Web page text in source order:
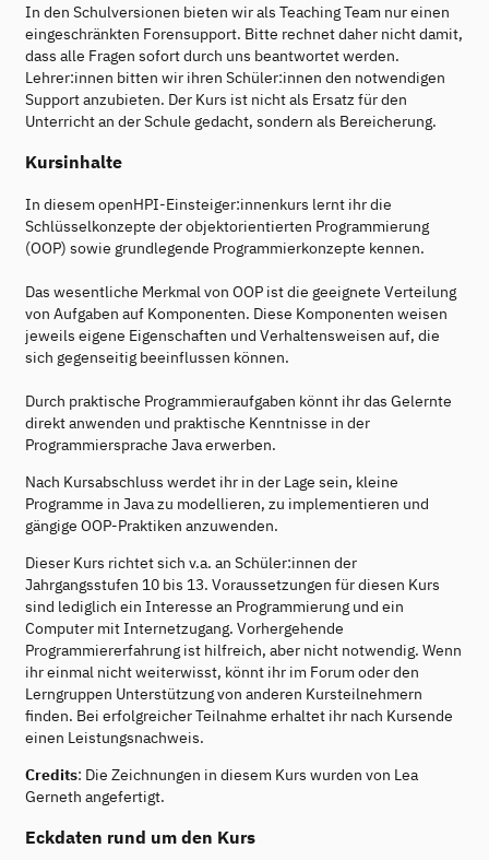
In den Schulversionen bieten wir als Teaching Team nur einen
eingeschränkten Forensupport. Bitte rechnet daher nicht damit,
dass alle Fragen sofort durch uns beantwortet werden.
Lehrer:innen bitten wir ihren Schüler:innen den notwendigen
Support anzubieten. Der Kurs ist nicht als Ersatz für den
Unterricht an der Schule gedacht, sondern als Bereicherung.
Kursinhalte
In diesem openHPI-Einsteiger:innenkurs lernt ihr die
Schlüsselkonzepte der objektorientierten Programmierung
(OOP) sowie grundlegende Programmierkonzepte kennen.
Das wesentliche Merkmal von OOP ist die geeignete Verteilung
von Aufgaben auf Komponenten. Diese Komponenten weisen
jeweils eigene Eigenschaften und Verhaltensweisen auf, die
sich gegenseitig beeinflussen können.
Durch praktische Programmieraufgaben könnt ihr das Gelernte
direkt anwenden und praktische Kenntnisse in der
Programmiersprache Java erwerben.
Nach Kursabschluss werdet ihr in der Lage sein, kleine
Programme in Java zu modellieren, zu implementieren und
gängige OOP-Praktiken anzuwenden.
Dieser Kurs richtet sich v.a. an Schüler:innen der
Jahrgangsstufen 10 bis 13. Voraussetzungen für diesen Kurs
sind lediglich ein Interesse an Programmierung und ein
Computer mit Internetzugang. Vorhergehende
Programmiererfahrung ist hilfreich, aber nicht notwendig. Wenn
ihr einmal nicht weiterwisst, könnt ihr im Forum oder den
Lerngruppen Unterstützung von anderen Kursteilnehmern
finden. Bei erfolgreicher Teilnahme erhaltet ihr nach Kursende
einen Leistungsnachweis.
Credits: Die Zeichnungen in diesem Kurs wurden von Lea
Gerneth angefertigt.
Eckdaten rund um den Kurs